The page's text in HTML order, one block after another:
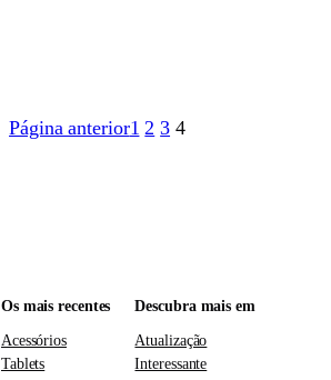
Página anterior1 2 3 4
Os mais recentes
Acessórios
Tablets
Descubra mais em
Atualização
Interessante